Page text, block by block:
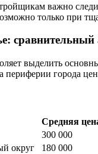
важно
только при
сравнительный
выделить
периферии города
Средняя
300 000
округ
180 000